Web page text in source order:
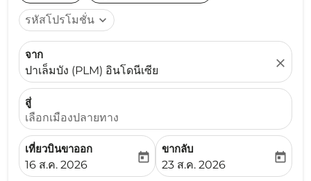
รหัสโปรโมชั่น expand_more
จาก
ปาเล็มบัง (PLM) อินโดนีเซีย
close
สู่
เลือกเมืองปลายทาง
เที่ยวบินขาออก
fc-booking-departure-date-aria-label
16 ส.ค. 2026
today
ขากลับ
fc-booking-return-date-
23 ส.ค. 2026
today